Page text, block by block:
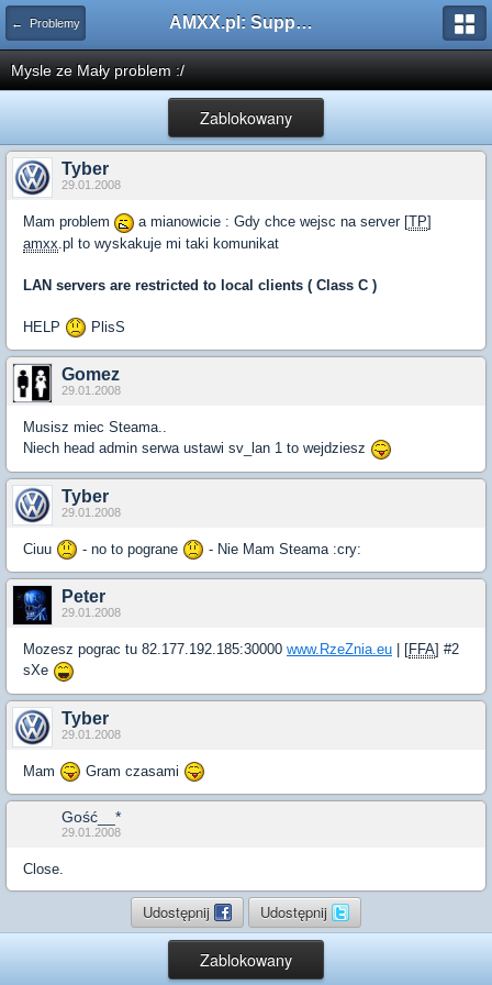
← Problemy AMXX.pl: Support AMX Mod X i SourceMod
Mysle ze Mały problem :/
Zablokowany
Tyber
29.01.2008
Mam problem a mianowicie : Gdy chce wejsc na server [TP]
amxx .pl to wyskakuje mi taki komunikat
LAN servers are restricted to local clients ( Class C )
HELP PlisS
Gomez
29.01.2008
Musisz miec Steama..
Niech head admin serwa ustawi sv_lan 1 to wejdziesz
Tyber
29.01.2008
Ciuu - no to pograne - Nie Mam Steama :cry:
Peter
29.01.2008
Mozesz pograc tu 82.177.192.185:30000 www.RzeZnia.eu | [FFA] #2
sXe
Tyber
29.01.2008
Mam Gram czasami
Gość__*
29.01.2008
Close.
Udostępnij Udostępnij
Zablokowany